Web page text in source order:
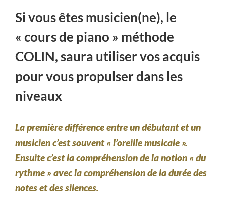
Si vous êtes musicien(ne), le
« cours de piano » méthode
COLIN, saura utiliser vos acquis
pour vous propulser dans les
niveaux
La première différence entre un débutant et un
musicien c’est souvent « l’oreille musicale ».
Ensuite c’est la compréhension de la notion « du
rythme » avec la compréhension de la durée des
notes et des silences.